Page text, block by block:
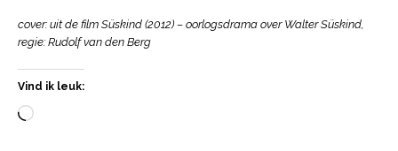
cover: uit de film Süskind (2012) – oorlogsdrama over Walter Süskind,
regie: Rudolf van den Berg
Vind ik leuk: